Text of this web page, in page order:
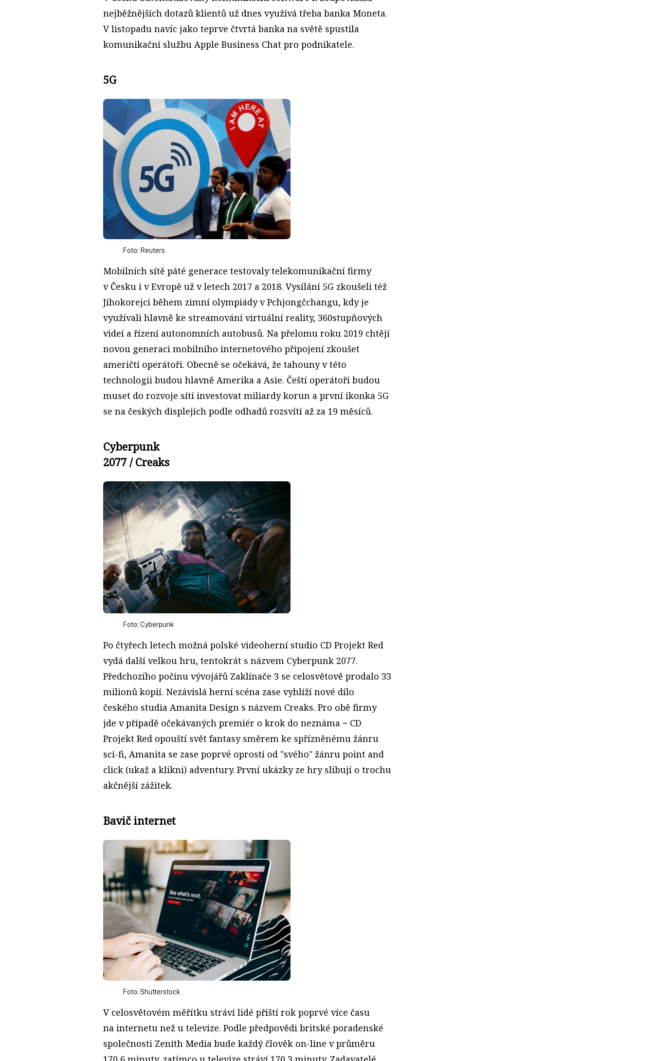
nejběžnějších dotazů klientů už dnes využívá třeba banka Moneta.
V listopadu navíc jako teprve čtvrtá banka na světě spustila
komunikační službu Apple Business Chat pro podnikatele.
5G
Foto: Reuters
Mobilních sítě páté generace testovaly telekomunikační firmy
v Česku i v Evropě už v letech 2017 a 2018. Vysílání 5G zkoušeli též
Jihokorejci během zimní olympiády v Pchjongčchangu, kdy je
využívali hlavně ke streamování virtuální reality, 360stupňových
videí a řízení autonomních autobusů. Na přelomu roku 2019 chtějí
novou generaci mobilního internetového připojení zkoušet
američtí operátoři. Obecně se očekává, že tahouny v této
technologii budou hlavně Amerika a Asie. Čeští operátoři budou
muset do rozvoje sítí investovat miliardy korun a první ikonka 5G
se na českých displejích podle odhadů rozsvítí až za 19 měsíců.
Cyberpunk
2077 / Creaks
Foto: Cyberpunk
Po čtyřech letech možná polské videoherní studio CD Projekt Red
vydá další velkou hru, tentokrát s názvem Cyberpunk 2077.
Předchozího počinu vývojářů Zaklínače 3 se celosvětově prodalo 33
milionů kopií. Nezávislá herní scéna zase vyhlíží nové dílo
českého studia Amanita Design s názvem Creaks. Pro obě firmy
jde v případě očekávaných premiér o krok do neznáma − CD
Projekt Red opouští svět fantasy směrem ke spřízněnému žánru
sci-fi, Amanita se zase poprvé oprostí od "svého" žánru point and
click (ukaž a klikni) adventury. První ukázky ze hry slibují o trochu
akčnější zážitek.
Bavič internet
Foto: Shutterstock
V celosvětovém měřítku stráví lidé příští rok poprvé více času
na internetu než u televize. Podle předpovědi britské poradenské
společnosti Zenith Media bude každý člověk on-line v průměru